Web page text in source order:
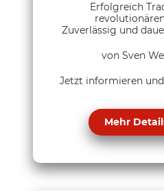
Erfolgreich
Zuverlässig und
von Sven
Jetzt informieren
Mehr